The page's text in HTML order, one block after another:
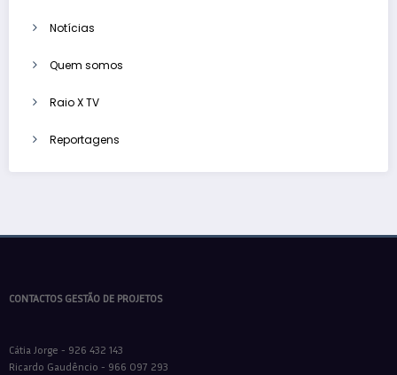
Notícias
Quem somos
Raio X TV
Reportagens
CONTACTOS GESTÃO DE PROJETOS
Cátia Jorge - 926 432 143
Ricardo Gaudêncio - 966 097 293